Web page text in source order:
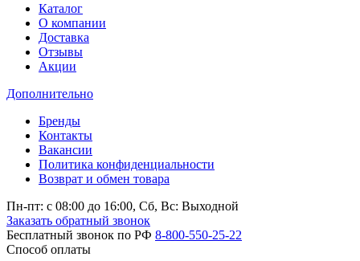
Каталог
О компании
Доставка
Отзывы
Акции
Дополнительно
Бренды
Контакты
Вакансии
Политика конфиденциальности
Возврат и обмен товара
Пн-пт: c 08:00 до 16:00, Сб, Вс: Выходной
Заказать обратный звонок
Бесплатный звонок по РФ 8-800-550-25-22
Способ оплаты